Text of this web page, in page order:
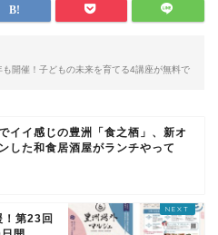
開催！子どもの未来を育てる4講座が無料で
イイ感じの豊洲「食之栖」、新オ
した和食居酒屋がランチやって
第23回